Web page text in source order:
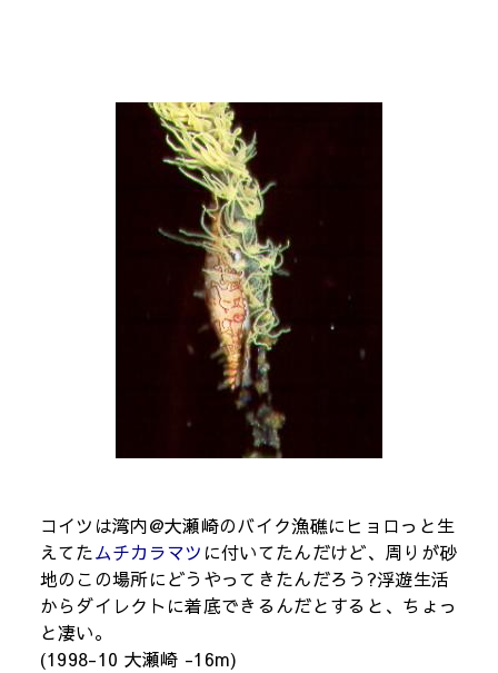
コイツは湾内@大瀬崎のバイク漁礁にヒョロっと生
えてたムチカラマツ に付いてたんだけど、周りが砂
地のこの場所にどうやってきたんだろう?浮遊生活
からダイレクトに着底できるんだとすると、ちょっ
と凄い。
(1998-10 大瀬崎 -16m)